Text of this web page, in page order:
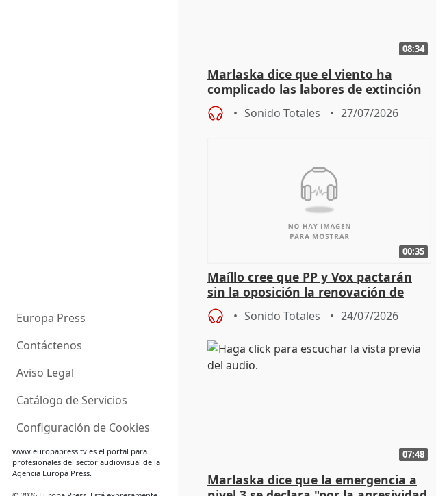
Europa Press
Contáctenos
Aviso Legal
Catálogo de Servicios
Configuración de Cookies
www.europapress.tves el portal para
profesionales del sector audiovisual de la
Agencia Europa Press.
08:34
Marlaska dice que el viento ha
complicado las labores de extinción
durante la madrugada
Sonido Totales 27/07/2026
00:35
Maíllo cree que PP y Vox pactarán
sin la oposición la renovación de
órganos como el Defensor
Sonido Totales 24/07/2026
07:48
Marlaska dice que la emergencia a